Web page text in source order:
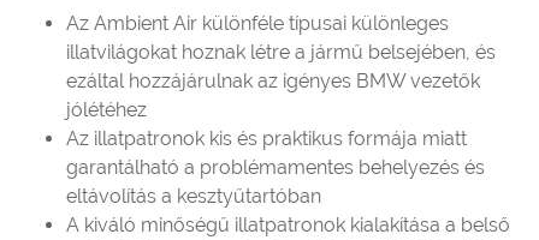
Az Ambient Air különféle típusai különleges
illatvilágokat hoznak létre a jármű belsejében, és
ezáltal hozzájárulnak az igényes BMW vezetők
jólétéhez
Az illatpatronok kis és praktikus formája miatt
garantálható a problémamentes behelyezés és
eltávolítás a kesztyűtartóban
A kiváló minőségű illatpatronok kialakítása a belső